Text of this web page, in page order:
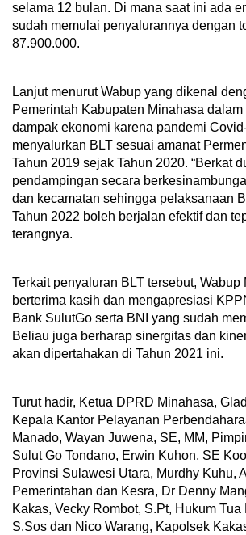
selama 12 bulan. Di mana saat ini ada
sudah memulai penyalurannya dengan
87.900.000.
Lanjut menurut Wabup yang dikenal
Pemerintah Kabupaten Minahasa
dampak ekonomi karena pandemi
menyalurkan BLT sesuai amanat
Tahun 2019 sejak Tahun 2020. “Berkat
pendampingan secara
dan kecamatan sehingga pelaksanaan
Tahun 2022 boleh berjalan efektif dan
terangnya.
Terkait penyaluran BLT tersebut, Wabup
berterima kasih dan mengapresiasi
Bank SulutGo serta BNI yang sudah
Beliau juga berharap sinergitas dan
akan dipertahakan di Tahun 2021 ini.
Turut hadir, Ketua DPRD Minahasa,
Kepala Kantor Pelayanan
Manado, Wayan Juwena, SE, MM,
Sulut Go Tondano, Erwin Kuhon, SE
Provinsi Sulawesi Utara, Murdhy Kuhu,
Pemerintahan dan Kesra, Dr Denny
Kakas, Vecky Rombot, S.Pt, Hukum
S.Sos dan Nico Warang, Kapolsek